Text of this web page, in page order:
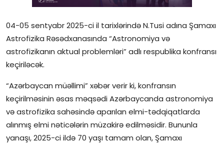
Reportaj
Pedaqogika
Regionlar
İctimai şura
Dünya
04-05 sentyabr 2025-ci il tarixlərində N.Tusi adına Şamaxı
Astrofizika Rəsədxanasında “Astronomiya və
astrofizikanın aktual problemləri” adlı respublika konfransı
keçiriləcək.
“Azərbaycan müəllimi” xəbər verir ki, konfransın
keçirilməsinin əsas məqsədi Azərbaycanda astronomiya
və astrofizika sahəsində aparılan elmi-tədqiqatlarda
alınmış elmi nəticələrin müzakirə edilməsidir. Bununla
yanaşı, 2025-ci ildə 70 yaşı tamam olan, Şamaxı